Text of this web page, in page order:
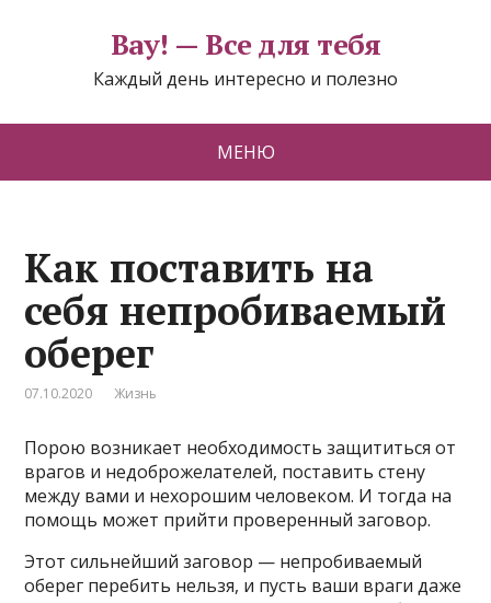
Вау! — Все для тебя
Каждый день интересно и полезно
МЕНЮ
Как поставить на
себя непробиваемый
оберег
07.10.2020 Жизнь
Порою возникает необходимость защититься от
врагов и недоброжелателей, поставить стену
между вами и нехорошим человеком. И тогда на
помощь может прийти проверенный заговор.
Этот сильнейший заговор — непробиваемый
оберег перебить нельзя, и пусть ваши враги даже